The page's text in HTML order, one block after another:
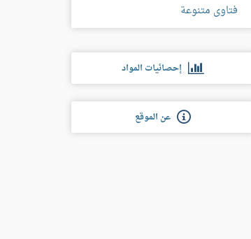
فتاوى متنوعة
إحصائيات المواد
عن الموقع